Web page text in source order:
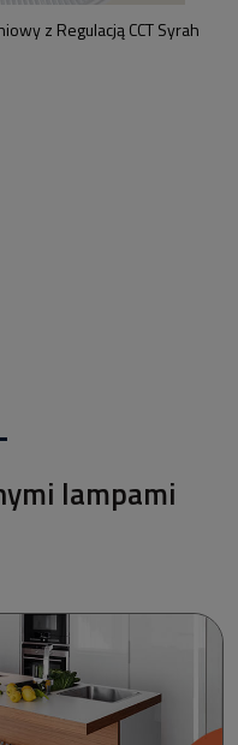
z Regulacją CCT Syrah
lampami